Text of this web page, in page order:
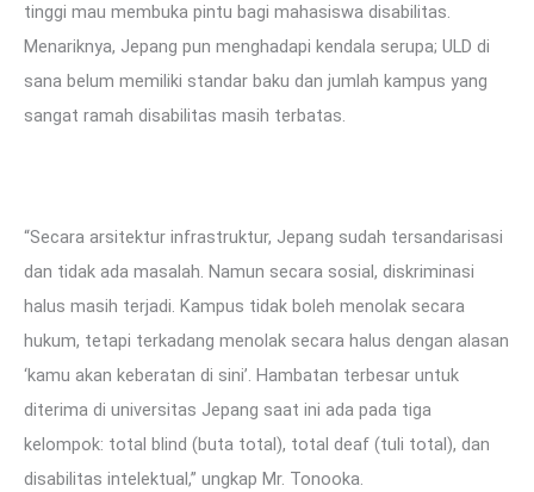
tinggi mau membuka pintu bagi mahasiswa disabilitas.
Menariknya, Jepang pun menghadapi kendala serupa; ULD di
sana belum memiliki standar baku dan jumlah kampus yang
sangat ramah disabilitas masih terbatas.
“Secara arsitektur infrastruktur, Jepang sudah tersandarisasi
dan tidak ada masalah. Namun secara sosial, diskriminasi
halus masih terjadi. Kampus tidak boleh menolak secara
hukum, tetapi terkadang menolak secara halus dengan alasan
‘kamu akan keberatan di sini’. Hambatan terbesar untuk
diterima di universitas Jepang saat ini ada pada tiga
kelompok: total blind (buta total), total deaf (tuli total), dan
disabilitas intelektual,” ungkap Mr. Tonooka.